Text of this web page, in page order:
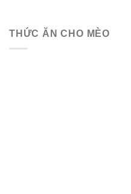
THỨC ĂN CHO MÈO